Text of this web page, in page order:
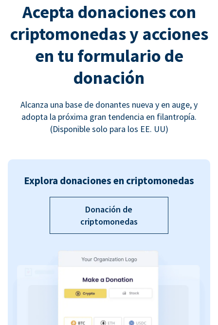
Acepta donaciones con
criptomonedas y acciones
en tu formulario de
donación
Alcanza una base de donantes nueva y en auge, y
adopta la próxima gran tendencia en filantropía.
(Disponible solo para los EE. UU)
Explora donaciones en criptomonedas
Donación de
criptomonedas